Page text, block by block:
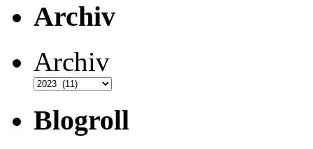
Archiv
Archiv
Blogroll